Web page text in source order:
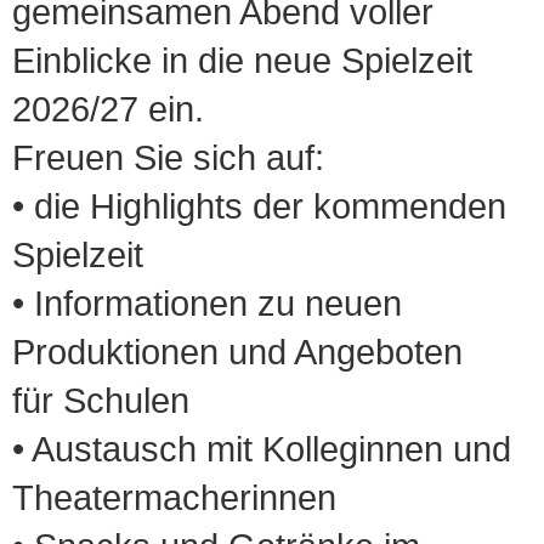
gemeinsamen Abend voller
Einblicke in die neue Spielzeit
2026/27 ein.
Freuen Sie sich auf:
• die Highlights der kommenden
Spielzeit
• Informationen zu neuen
Produktionen und Angeboten
für Schulen
• Austausch mit Kolleginnen und
Theatermacherinnen